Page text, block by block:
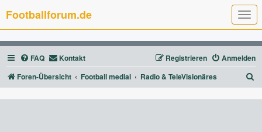
T
o
g
g
l
e
n
a
g
Footballforum.de
FAQ Kontakt Anmelden
Registrieren
Foren-Übersicht
Football medial Radio & TeleVisionäres
u